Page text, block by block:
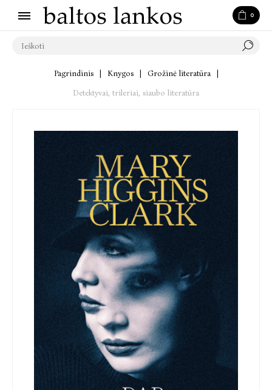
0
Pagrindinis Knygos Grožinė literatūra
Detektyvai, trileriai, siaubo literatūra